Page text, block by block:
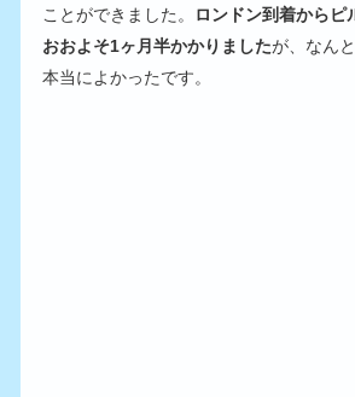
ことができました。
ロンドン到着からピ
おおよそ1ヶ月半かかりましたが、なん
本当によかったです。